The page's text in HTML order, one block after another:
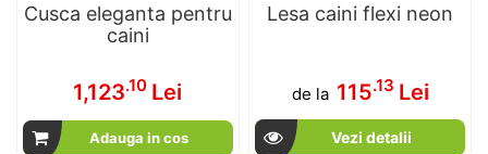
Cusca eleganta pentru
caini
1,123.10 Lei
Adauga in cos
Lesa caini flexi neon
de la 115.13 Lei
Vezi detalii